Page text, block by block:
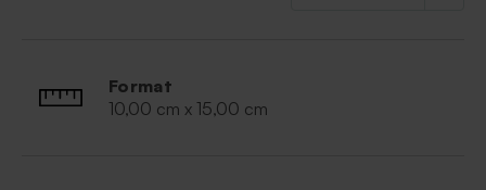
Format
10,00 cm x 15,00 cm